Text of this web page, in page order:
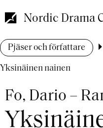
till
huvudinnehåll
Nordic Drama
Länkstig
Pjäser och författare
Yksinäinen nainen
Fo, Dario –